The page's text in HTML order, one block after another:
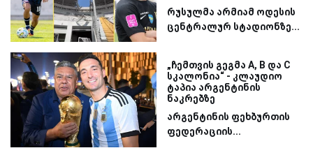
რუსულმა არმიამ ოდესის
ცენტრალურ სტადიონზე...
„ჩემთვის გეგმა A, B და C
სკალონია“ - კლაუდიო
ტაპია არგენტინის
ნაკრებზე
არგენტინის ფეხბურთის
ფედერაციის...